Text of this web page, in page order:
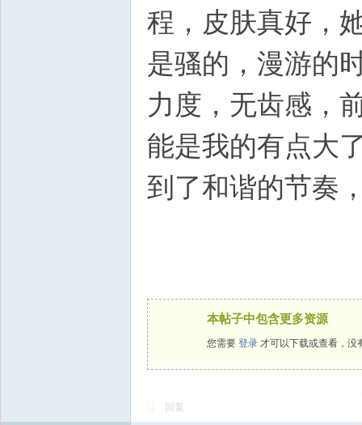
程，皮肤真好，
是骚的，漫游的
力度，无齿感，
能是我的有点大
到了和谐的节奏
本帖子中包含更多资源
您需要 登录 才可以下载或查看，没
回复